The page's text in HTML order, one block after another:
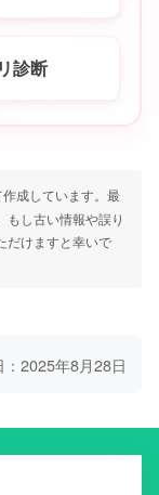
診断
成しています。最
もし古い情報や誤り
だけますと幸いで
2025年8月28日